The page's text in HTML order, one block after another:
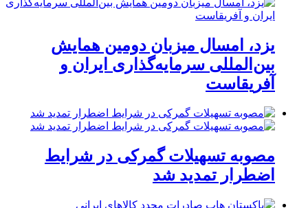
یزد، امسال میزبان دومین همایش
بین‌المللی سرمایه‌گذاری ایران و
آفریقاست
مصوبه تسهیلات گمرکی در شرایط
اضطرار تمدید شد